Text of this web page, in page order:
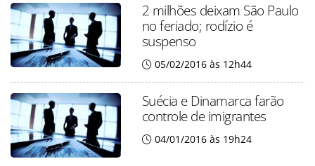
2 milhões deixam São Paulo
no feriado; rodízio é
suspenso
05/02/2016 às 12h44
Suécia e Dinamarca farão
controle de imigrantes
04/01/2016 às 19h24